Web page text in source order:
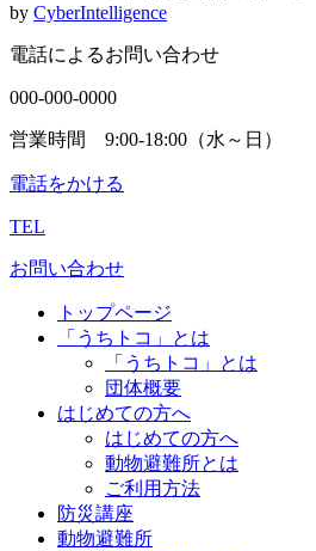
by CyberIntelligence
電話によるお問い合わせ
000-000-0000
営業時間 9:00-18:00（水～日）
電話をかける
TEL
お問い合わせ
トップページ
「うちトコ」とは
「うちトコ」とは
団体概要
はじめての方へ
はじめての方へ
動物避難所とは
ご利用方法
防災講座
動物避難所